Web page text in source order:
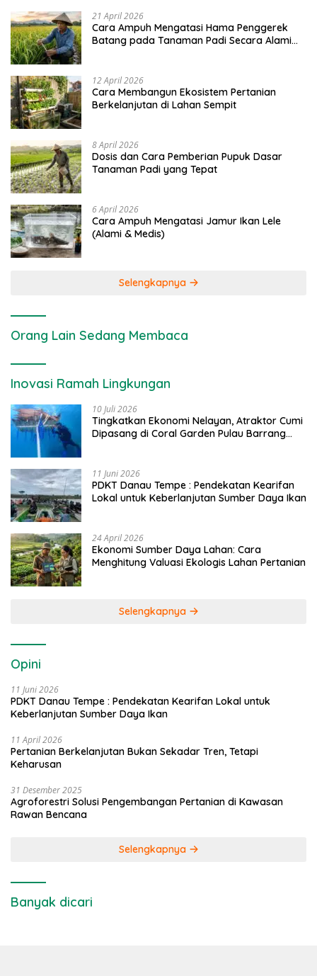
21 April 2026
Cara Ampuh Mengatasi Hama Penggerek
Batang pada Tanaman Padi Secara Alami
12 April 2026
Cara Membangun Ekosistem Pertanian
Berkelanjutan di Lahan Sempit
8 April 2026
Dosis dan Cara Pemberian Pupuk Dasar
Tanaman Padi yang Tepat
6 April 2026
Cara Ampuh Mengatasi Jamur Ikan Lele
(Alami & Medis)
Selengkapnya
Orang Lain Sedang Membaca
Inovasi Ramah Lingkungan
10 Juli 2026
Tingkatkan Ekonomi Nelayan, Atraktor Cumi
Dipasang di Coral Garden Pulau Barrang
11 Juni 2026
PDKT Danau Tempe : Pendekatan Kearifan
Lokal untuk Keberlanjutan Sumber Daya Ikan
24 April 2026
Ekonomi Sumber Daya Lahan: Cara
Menghitung Valuasi Ekologis Lahan Pertanian
Selengkapnya
Opini
11 Juni 2026
PDKT Danau Tempe : Pendekatan Kearifan Lokal untuk
Keberlanjutan Sumber Daya Ikan
11 April 2026
Pertanian Berkelanjutan Bukan Sekadar Tren, Tetapi
Keharusan
31 Desember 2025
Agroforestri Solusi Pengembangan Pertanian di Kawasan
Rawan Bencana
Selengkapnya
Banyak dicari